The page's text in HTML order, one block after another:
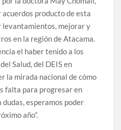
producto de esta
levantamientos, mejorar y
en la región de Atacama.
el haber tenido a los
Salud, del DEIS en
la mirada nacional de cómo
falta para progresar en
esperamos poder
año”.